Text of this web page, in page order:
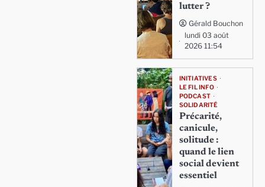
lutter ?
Gérald Bouchon
lundi 03 août
2026 11:54
INITIATIVES
LE FIL INFO
PODCAST
SOLIDARITÉ
Précarité,
canicule,
solitude :
quand le lien
social devient
essentiel